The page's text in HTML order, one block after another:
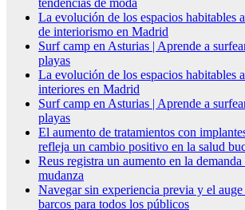
tendencias de moda
La evolución de los espacios habitables
de interiorismo en Madrid
Surf camp en Asturias | Aprende a
playas
La evolución de los espacios habitables
interiores en Madrid
Surf camp en Asturias | Aprende a
playas
El aumento de tratamientos con
refleja un cambio positivo en la salud
Reus registra un aumento en la
mudanza
Navegar sin experiencia previa y el
barcos para todos los públicos